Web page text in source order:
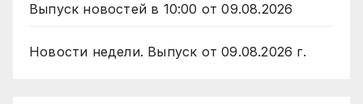
Выпуск новостей в 10:00 от 09.08.2026
Новости недели. Выпуск от 09.08.2026 г.